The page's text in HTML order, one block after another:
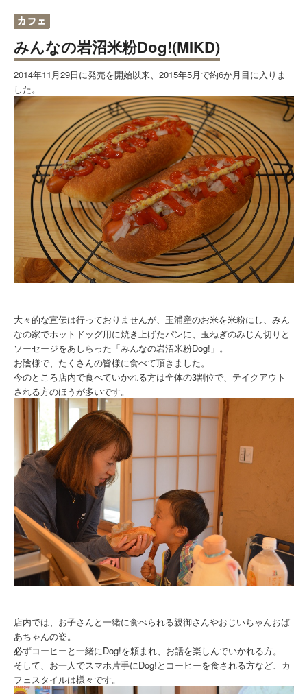
みんなの岩沼米粉Dog!(MIKD)
2014年11月29日に発売を開始以来、2015年5月で約6か月目に入りま
した。
大々的な宣伝は行っておりませんが、玉浦産のお米を米粉にし、みん
なの家でホットドッグ用に焼き上げたパンに、玉ねぎのみじん切りと
ソーセージをあしらった「みんなの岩沼米粉Dog!」。
お陰様で、たくさんの皆様に食べて頂きました。
今のところ店内で食べていかれる方は全体の3割位で、テイクアウト
される方のほうが多いです。
店内では、お子さんと一緒に食べられる親御さんやおじいちゃんおば
あちゃんの姿。
必ずコーヒーと一緒にDog!を頼まれ、お話を楽しんでいかれる方。
そして、お一人でスマホ片手にDog!とコーヒーを食される方など、カ
フェスタイルは様々です。